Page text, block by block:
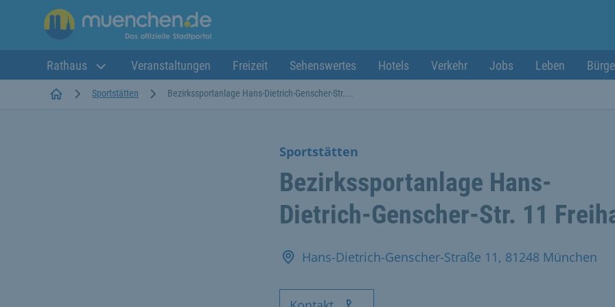
Rathaus Veranstaltungen Freizeit Sehenswertes Hotels Verkehr Jobs Leben
StartseiteSportstätten Bezirkssportanlage Hans-Dietrich-Genscher-Str....
Sportstätten
Bezirkssportanlage Hans-
Dietrich-Genscher-Str. 11
Hans-Dietrich-Genscher-Straße 11, 81248 München